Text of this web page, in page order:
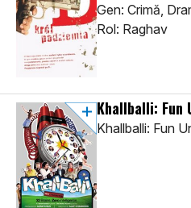
Gen: Crimă,
Rol: Raghav
Khallballi: Fun
Khallballi: Fun